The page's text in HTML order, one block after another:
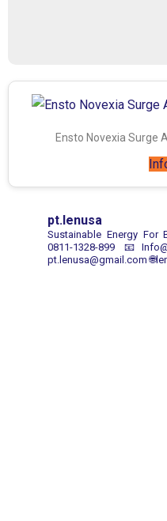
Ensto Novexia Surge
pt.lenusa
Sustainable Energy For
0811-1328-899
pt.lenusa@gmail.com